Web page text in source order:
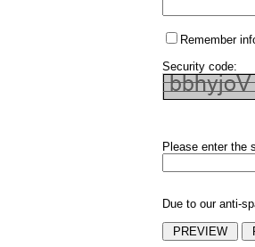
Remember
Security code:
Please enter the
Due to our anti-